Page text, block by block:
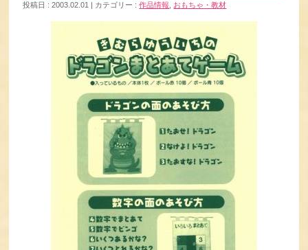
投稿日 : 2003.02.01 カテゴリー :作品情報 おもちゃ・教材